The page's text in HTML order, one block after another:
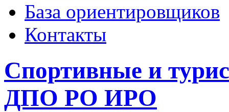
База ориентировщиков
Контакты
Спортивные и
ДПО РО ИРО